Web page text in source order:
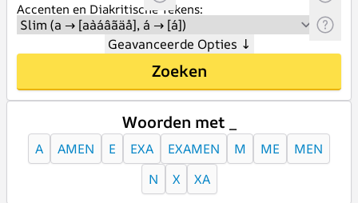
Accenten en Diakritische Tekens:
Geavanceerde Opties ↓
Zoeken
Woorden met _
A AMEN E EXA EXAMEN M ME
MEN
N
X XA